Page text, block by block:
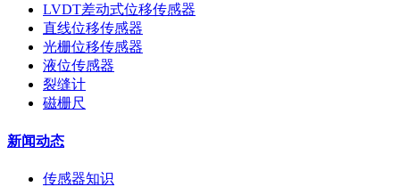
LVDT差动式位移传感器
直线位移传感器
光栅位移传感器
液位传感器
裂缝计
磁栅尺
新闻动态
传感器知识